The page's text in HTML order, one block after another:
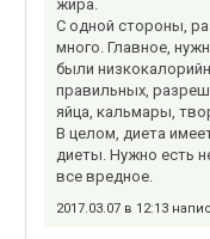
жира.
С одной стороны,
много. Главное,
были
правильных,
яйца, кальмары,
В целом, диета
диеты. Нужно есть
все вредное.
2017.03.07 в 12:13